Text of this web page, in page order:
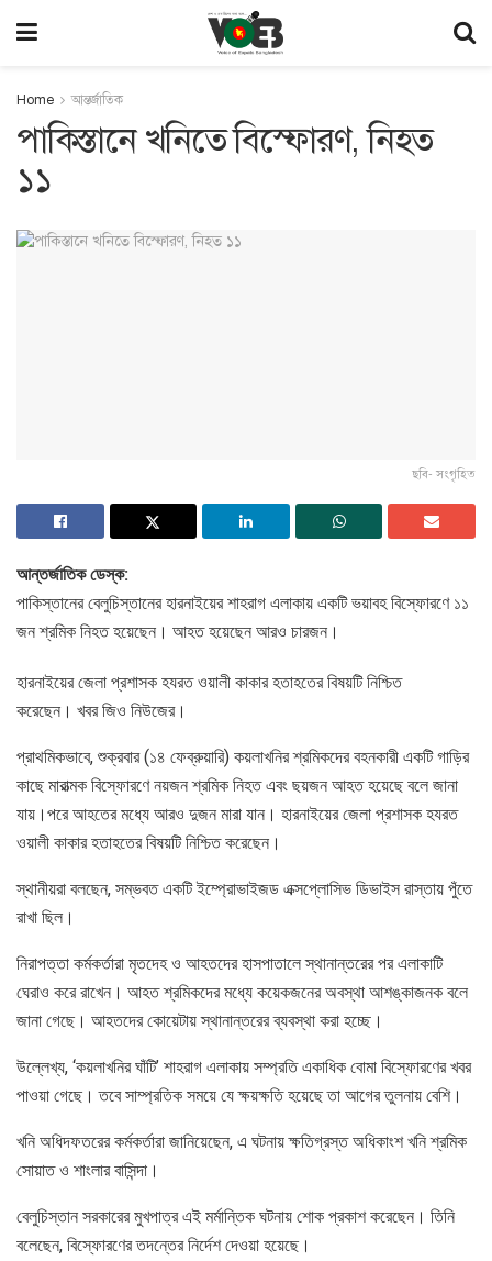
Home আন্তর্জাতিক
পাকিস্তানে খনিতে বিস্ফোরণ, নিহত
১১
ছবি- সংগৃহিত
আন্তর্জাতিক ডেস্ক:
পাকিস্তানের বেলুচিস্তানের হারনাইয়ের শাহরাগ এলাকায় একটি ভয়াবহ বিস্ফোরণে ১১
জন শ্রমিক নিহত হয়েছেন। আহত হয়েছেন আরও চারজন।
হারনাইয়ের জেলা প্রশাসক হযরত ওয়ালী কাকার হতাহতের বিষয়টি নিশ্চিত
করেছেন। খবর জিও নিউজের।
প্রাথমিকভাবে, শুক্রবার (১৪ ফেব্রুয়ারি) কয়লাখনির শ্রমিকদের বহনকারী একটি গাড়ির
কাছে মারাত্মক বিস্ফোরণে নয়জন শ্রমিক নিহত এবং ছয়জন আহত হয়েছে বলে জানা
যায়।পরে আহতের মধ্যে আরও দুজন মারা যান। হারনাইয়ের জেলা প্রশাসক হযরত
ওয়ালী কাকার হতাহতের বিষয়টি নিশ্চিত করেছেন।
স্থানীয়রা বলছেন, সম্ভবত একটি ইম্প্রোভাইজড এক্সপ্লোসিভ ডিভাইস রাস্তায় পুঁতে
রাখা ছিল।
নিরাপত্তা কর্মকর্তারা মৃতদেহ ও আহতদের হাসপাতালে স্থানান্তরের পর এলাকাটি
ঘেরাও করে রাখেন। আহত শ্রমিকদের মধ্যে কয়েকজনের অবস্থা আশঙ্কাজনক বলে
জানা গেছে। আহতদের কোয়েটায় স্থানান্তরের ব্যবস্থা করা হচ্ছে।
উল্লেখ্য, ‘কয়লাখনির ঘাঁটি’ শাহরাগ এলাকায় সম্প্রতি একাধিক বোমা বিস্ফোরণের খবর
পাওয়া গেছে। তবে সাম্প্রতিক সময়ে যে ক্ষয়ক্ষতি হয়েছে তা আগের তুলনায় বেশি।
খনি অধিদফতরের কর্মকর্তারা জানিয়েছেন, এ ঘটনায় ক্ষতিগ্রস্ত অধিকাংশ খনি শ্রমিক
সোয়াত ও শাংলার বাসিন্দা।
বেলুচিস্তান সরকারের মুখপাত্র এই মর্মান্তিক ঘটনায় শোক প্রকাশ করেছেন। তিনি
বলেছেন, বিস্ফোরণের তদন্তের নির্দেশ দেওয়া হয়েছে।